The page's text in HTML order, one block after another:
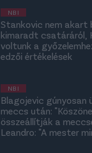
NB I
Stankovic nem akart
kimaradt csatáráról,
voltunk a
edzői értékelések
NB I
Blagojevic gúnyosan
meccs után:
összeállítják a
Leandro: "A mester